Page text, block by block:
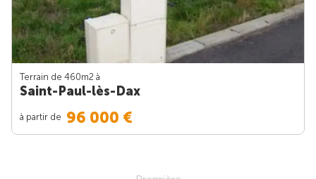
Terrain de 460m2 à
Saint-Paul-lès-Dax
à partir de 96 000 €